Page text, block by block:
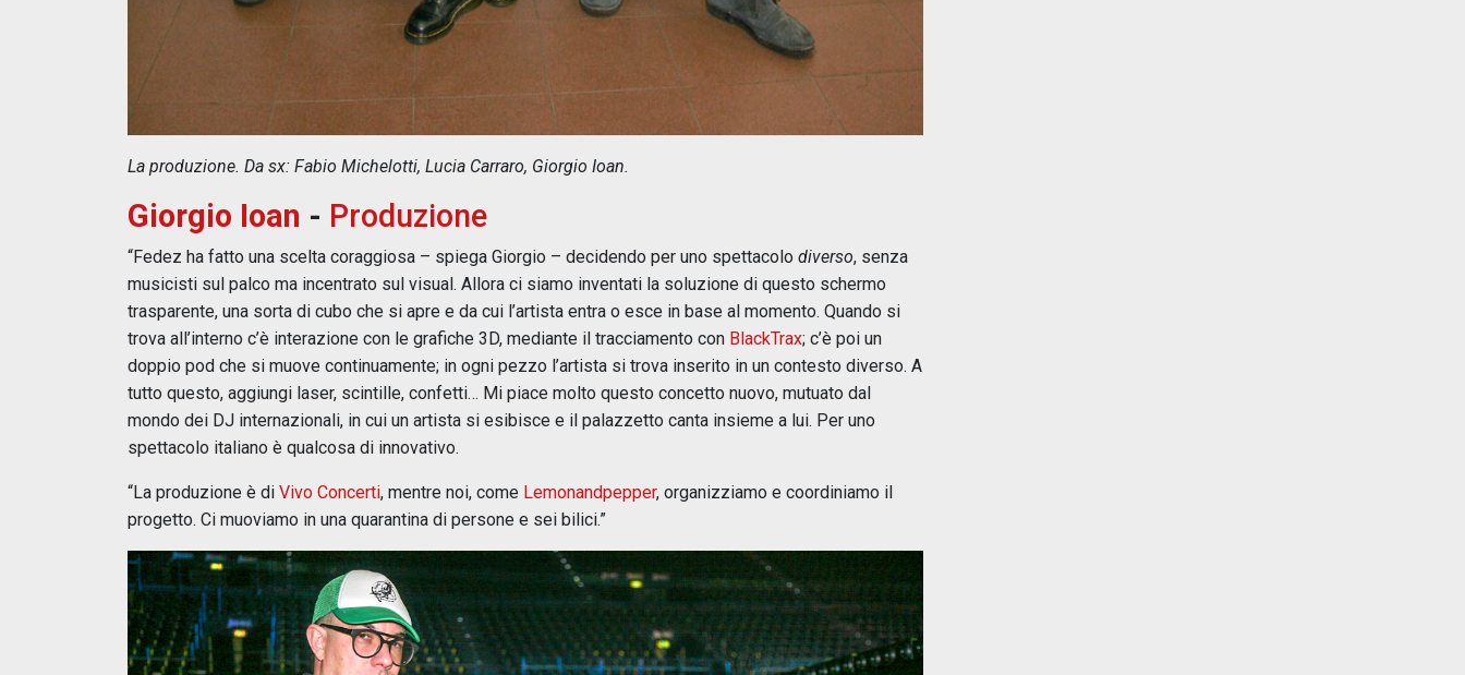
La produzione. Da sx: Fabio Michelotti, Lucia Carraro, Giorgio Ioan.
Giorgio Ioan - Produzione
“Fedez ha fatto una scelta coraggiosa – spiega Giorgio – decidendo per uno spettacolo diverso, senza
musicisti sul palco ma incentrato sul visual. Allora ci siamo inventati la soluzione di questo schermo
trasparente, una sorta di cubo che si apre e da cui l’artista entra o esce in base al momento. Quando si
trova all’interno c’è interazione con le grafiche 3D, mediante il tracciamento con BlackTrax; c’è poi un
doppio pod che si muove continuamente; in ogni pezzo l’artista si trova inserito in un contesto diverso. A
tutto questo, aggiungi laser, scintille, confetti… Mi piace molto questo concetto nuovo, mutuato dal
mondo dei DJ internazionali, in cui un artista si esibisce e il palazzetto canta insieme a lui. Per uno
spettacolo italiano è qualcosa di innovativo.
“La produzione è di Vivo Concerti, mentre noi, come Lemonandpepper, organizziamo e coordiniamo il
progetto. Ci muoviamo in una quarantina di persone e sei bilici.”